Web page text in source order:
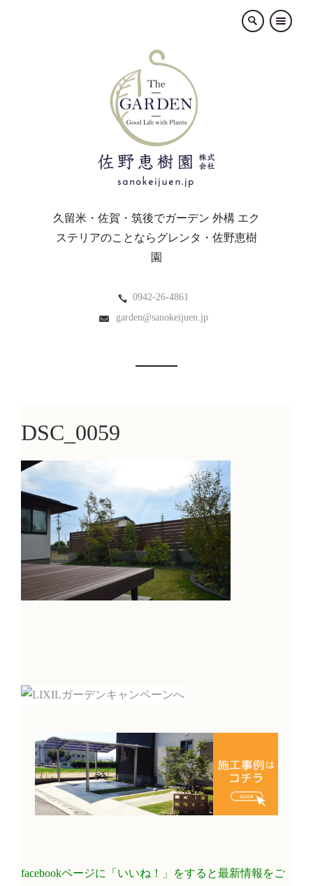
×
久留米・佐賀・筑後でガーデン 外構 エク
ステリアのことならグレンタ・佐野恵樹
園
0942-26-4861
garden@sanokeijuen.jp
DSC_0059
facebookページに「いいね！」をすると最新情報をご